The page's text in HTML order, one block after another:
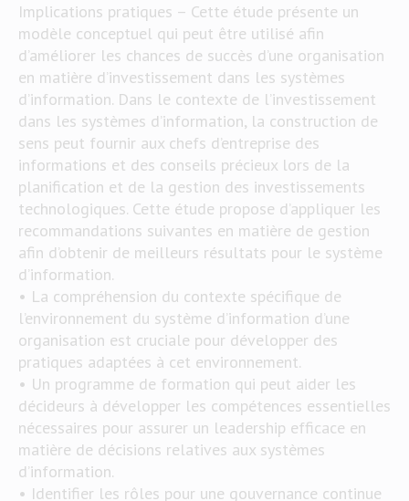
Implications pratiques – Cette étude présente un
modèle conceptuel qui peut être utilisé afin
d’améliorer les chances de succès d’une organisation
en matière d’investissement dans les systèmes
d’information. Dans le contexte de l’investissement
dans les systèmes d’information, la construction de
sens peut fournir aux chefs d’entreprise des
informations et des conseils précieux lors de la
planification et de la gestion des investissements
technologiques. Cette étude propose d’appliquer les
recommandations suivantes en matière de gestion
afin d’obtenir de meilleurs résultats pour le système
d’information.
• La compréhension du contexte spécifique de
l’environnement du système d’information d’une
organisation est cruciale pour développer des
pratiques adaptées à cet environnement.
• Un programme de formation qui peut aider les
décideurs à développer les compétences essentielles
nécessaires pour assurer un leadership efficace en
matière de décisions relatives aux systèmes
d’information.
• Identifier les rôles pour une gouvernance continue